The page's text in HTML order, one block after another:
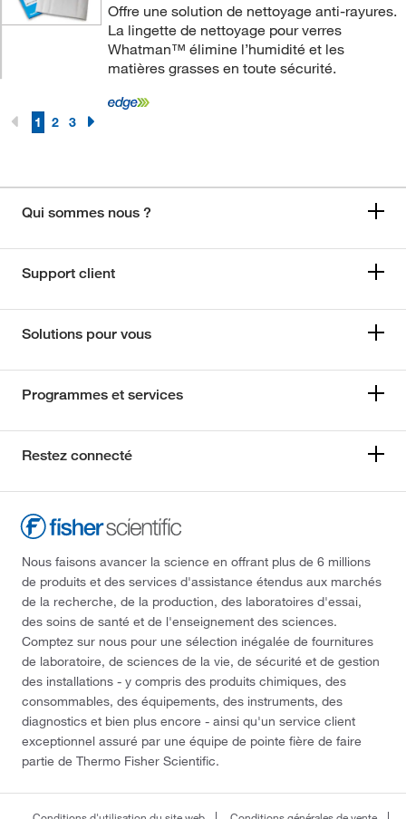
Offre une solution de nettoyage anti-rayures.
La lingette de nettoyage pour verres
Whatman™ élimine l’humidité et les
matières grasses en toute sécurité.
1 2 3
Qui sommes nous ?
Support client
Solutions pour vous
Programmes et services
Restez connecté
Nous faisons avancer la science en offrant plus de 6 millions
de produits et des services d'assistance étendus aux marchés
de la recherche, de la production, des laboratoires d'essai,
des soins de santé et de l'enseignement des sciences.
Comptez sur nous pour une sélection inégalée de fournitures
de laboratoire, de sciences de la vie, de sécurité et de gestion
des installations - y compris des produits chimiques, des
consommables, des équipements, des instruments, des
diagnostics et bien plus encore - ainsi qu'un service client
exceptionnel assuré par une équipe de pointe fière de faire
partie de Thermo Fisher Scientific.